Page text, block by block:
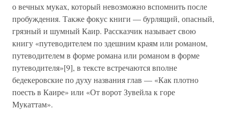
о вечных муках, который невозможно вспомнить после
пробуждения. Также фокус книги — бурлящий, опасный,
грязный и шумный Каир. Рассказчик называет свою
книгу «путеводителем по здешним краям или романом,
путеводителем в форме романа или романом в форме
путеводителя»[9], в тексте встречаются вполне
бедекеровские по духу названия глав — «Как плотно
поесть в Каире» или «От ворот Зувейла к горе
Мукаттам».